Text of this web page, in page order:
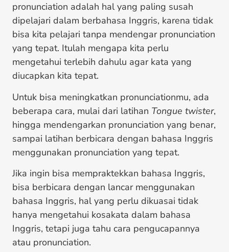
pronunciation adalah hal yang paling susah
dipelajari dalam berbahasa Inggris, karena tidak
bisa kita pelajari tanpa mendengar pronunciation
yang tepat. Itulah mengapa kita perlu
mengetahui terlebih dahulu agar kata yang
diucapkan kita tepat.
Untuk bisa meningkatkan pronunciationmu, ada
beberapa cara, mulai dari latihan Tongue twister,
hingga mendengarkan pronunciation yang benar,
sampai latihan berbicara dengan bahasa Inggris
menggunakan pronunciation yang tepat.
Jika ingin bisa mempraktekkan bahasa Inggris,
bisa berbicara dengan lancar menggunakan
bahasa Inggris, hal yang perlu dikuasai tidak
hanya mengetahui kosakata dalam bahasa
Inggris, tetapi juga tahu cara pengucapannya
atau pronunciation.